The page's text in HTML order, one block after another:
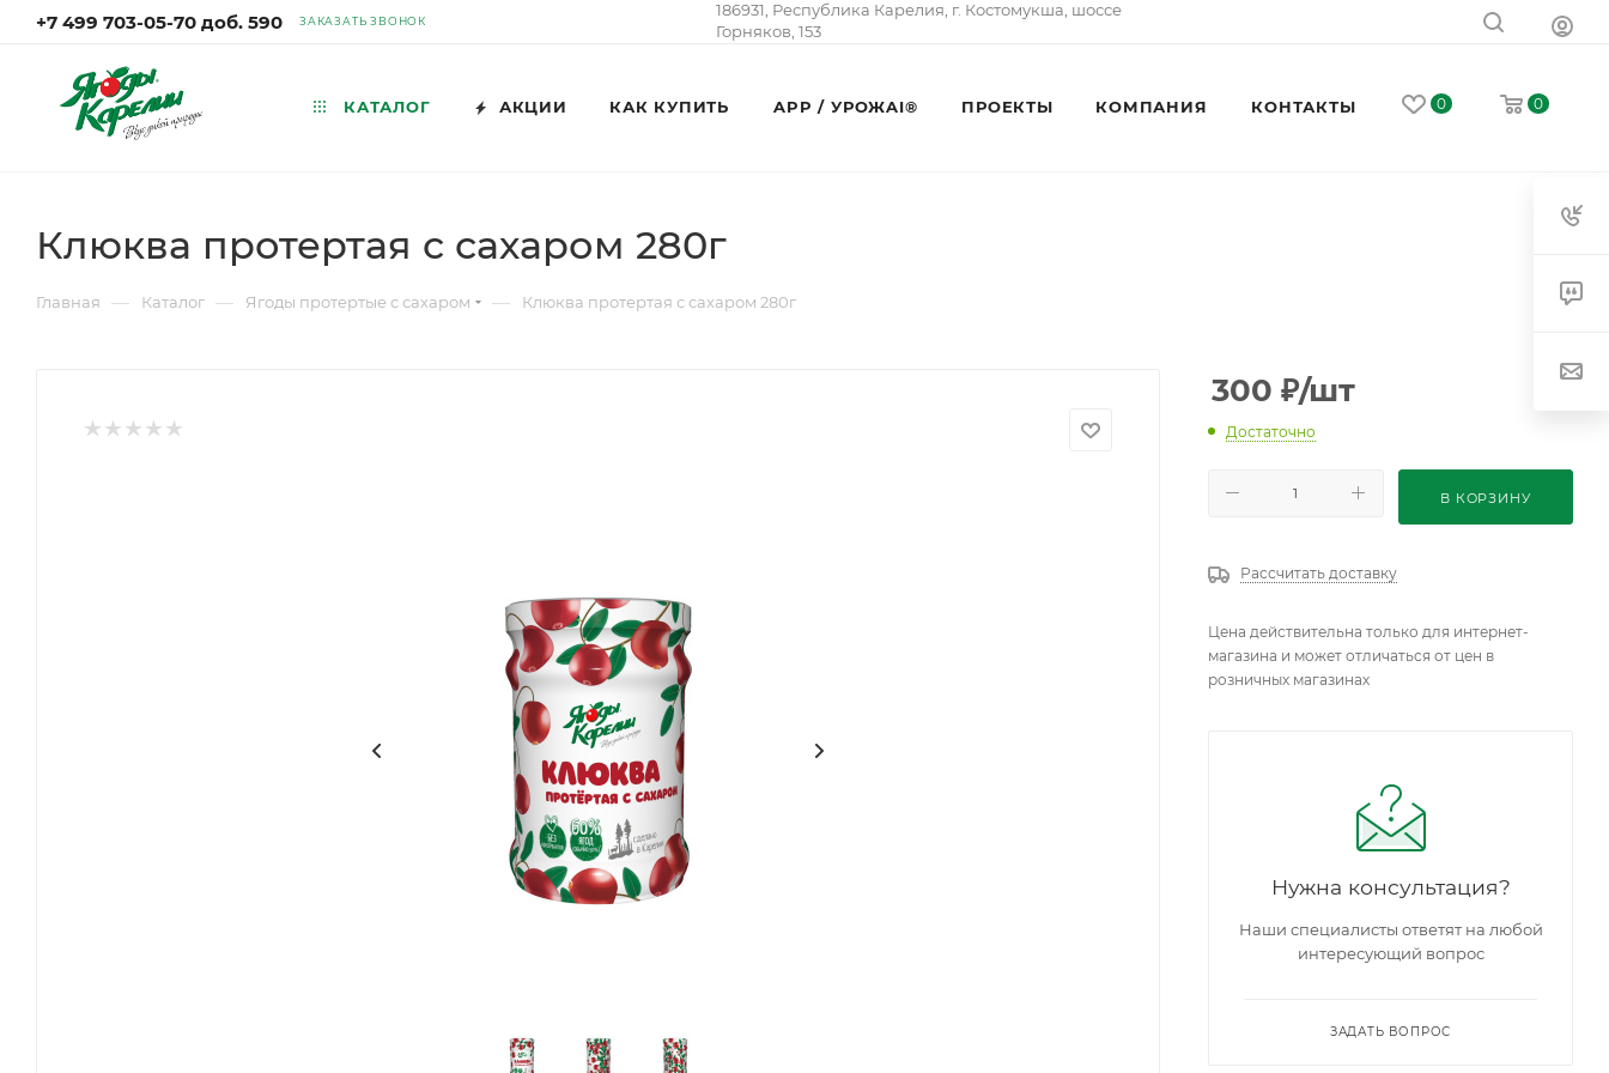
+7 499 703-05-70 доб. 590 ЗАКАЗАТЬ ЗВОНОК
186931, Республика Карелия, г. Костомукша, шоссе
Горняков, 153
0 0
КАТАЛОГ АКЦИИ КАК КУПИТЬ APP / УРОЖAI® ПРОЕКТЫ КОМПАНИЯ КОНТАКТЫ
Клюква протертая с сахаром 280г
Главная — Каталог — Ягоды протертые с сахаром — Клюква протертая с сахаром 280г
300 ₽/шт
Достаточно
В КОРЗИНУ
Рассчитать доставку
Цена действительна только для интернет-
магазина и может отличаться от цен в
розничных магазинах
Нужна консультация?
Наши специалисты ответят на любой
интересующий вопрос
ЗАДАТЬ ВОПРОС